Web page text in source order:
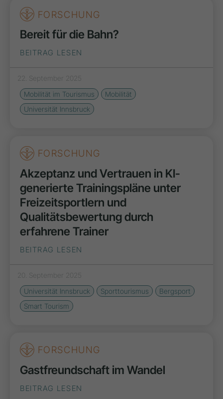
FORSCHUNG
Bereit für die Bahn?
BEITRAG LESEN
22. September 2025
Mobilität im Tourismus
Mobilität
Universität Innsbruck
FORSCHUNG
Akzeptanz und Vertrauen in KI-
generierte Trainingspläne unter
Freizeitsportlern und
Qualitätsbewertung durch
erfahrene Trainer
BEITRAG LESEN
20. September 2025
Universität Innsbruck
Sporttourismus
Bergsport
Smart Tourism
FORSCHUNG
Gastfreundschaft im Wandel
BEITRAG LESEN